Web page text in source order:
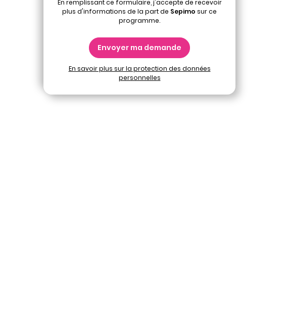
En remplissant ce formulaire, j'accepte de recevoir
plus d'informations de la part de Sepimo sur ce
programme.
Envoyer ma demande
En savoir plus sur la protection des données
personnelles